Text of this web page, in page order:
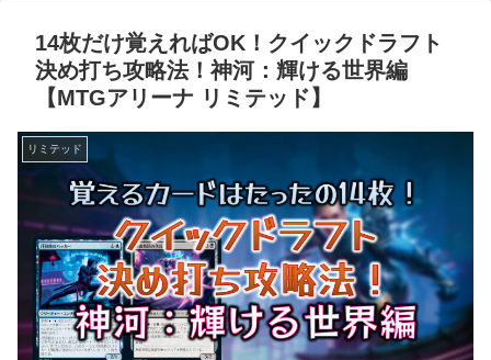
14枚だけ覚えればOK！クイックドラフト
決め打ち攻略法！神河：輝ける世界編
【MTGアリーナ リミテッド】
リミテッド